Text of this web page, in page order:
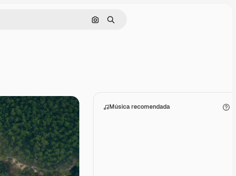
Buscar por imagen
Buscar
Música recomendada